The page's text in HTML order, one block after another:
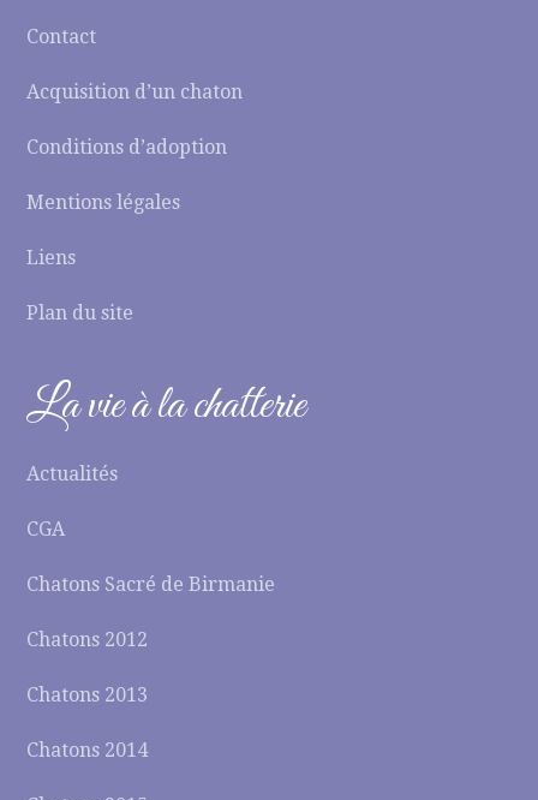
Contact
Acquisition d’un chaton
Conditions d’adoption
Mentions légales
Liens
Plan du site
La vie à la chatterie
Actualités
CGA
Chatons Sacré de Birmanie
Chatons 2012
Chatons 2013
Chatons 2014